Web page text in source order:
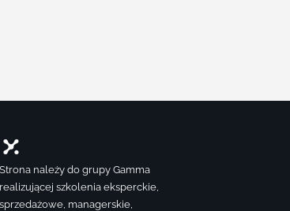
Strona należy do grupy Gamma
realizującej szkolenia eksperckie,
sprzedażowe, managerskie,